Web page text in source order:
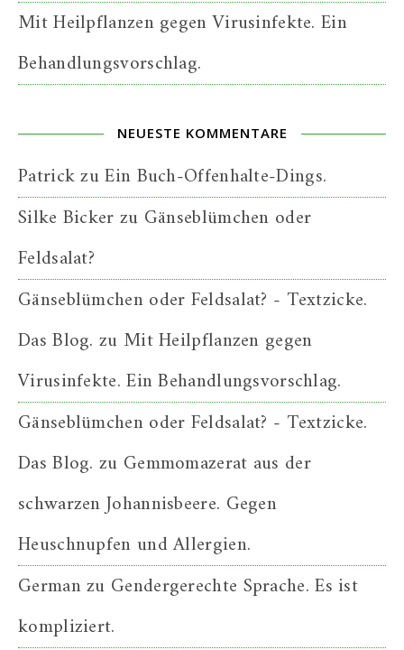
Mit Heilpflanzen gegen Virusinfekte. Ein
Behandlungsvorschlag.
NEUESTE KOMMENTARE
PatrickzuEin Buch-Offenhalte-Dings.
Silke Bickerzu Gänseblümchen oder
Feldsalat?
Gänseblümchen oder Feldsalat? - Textzicke.
Das Blog. zu Mit Heilpflanzen gegen
Virusinfekte. Ein Behandlungsvorschlag.
Gänseblümchen oder Feldsalat? - Textzicke.
Das Blog. zu Gemmomazerat aus der
schwarzen Johannisbeere. Gegen
Heuschnupfen und Allergien.
Germanzu Gendergerechte Sprache. Es ist
kompliziert.